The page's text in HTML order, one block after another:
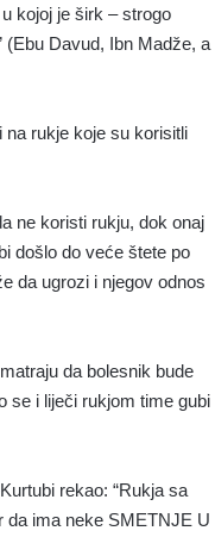
kojoj je širk – strogo
(Ebu Davud, Ibn Madže, a
rukje koje su korisitli
ne koristi rukju, dok onaj
došlo do veće štete po
da ugrozi i njegov odnos
da bolesnik bude
se i liječi rukjom time gubi
rekao: “Rukja sa
da ima neke SMETNJE U